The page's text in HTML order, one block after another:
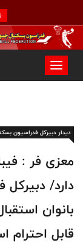
دیدار دبیرکل فدراسیون
معزی فر :
دارد/ دبیرکل
بانوان
قابل احترام